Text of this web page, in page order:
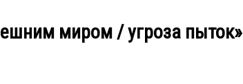
миром / угроза пыток»